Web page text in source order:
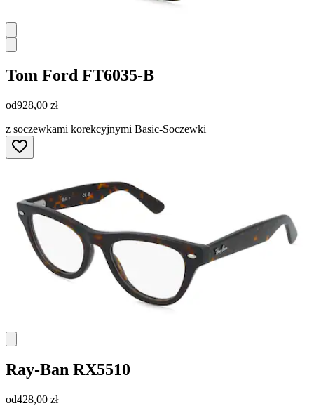
Tom Ford FT6035-B
od928,00 zł
z soczewkami korekcyjnymi Basic-Soczewki
Ray-Ban RX5510
od428,00 zł